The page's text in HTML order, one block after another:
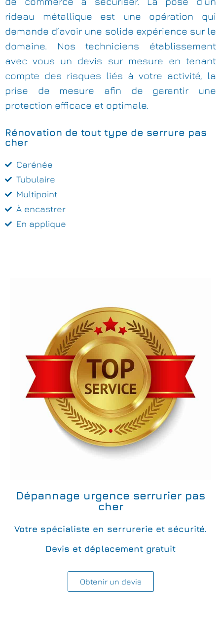
rideau métallique est une opération qui
demande d’avoir une solide expérience sur le
domaine. Nos techniciens établissement
avec vous un devis sur mesure en tenant
compte des risques liés à votre activité, la
prise de mesure afin de garantir une
protection efficace et optimale.
Rénovation de tout type de serrure pas
cher
Carénée
Tubulaire
Multipoint
À encastrer
En applique
Dépannage urgence serrurier pas
cher
Votre spécialiste en serrurerie et sécurité.
Devis et déplacement gratuit
Obtenir un devis